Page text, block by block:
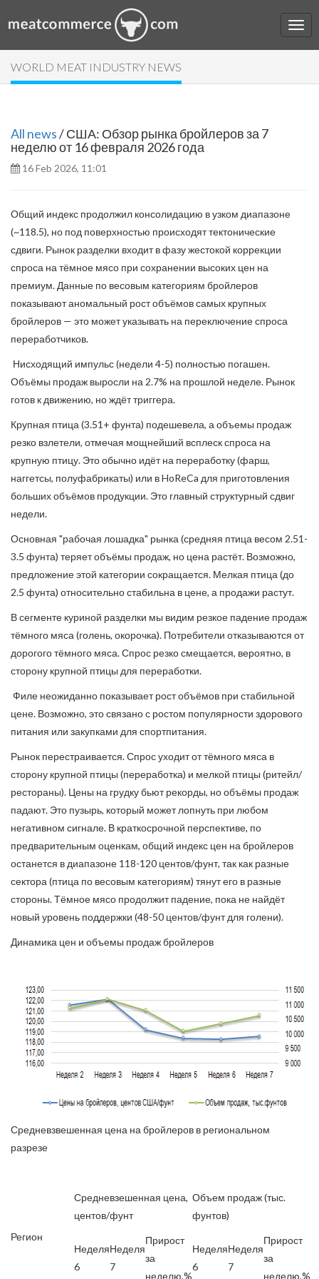
WORLD MEAT INDUSTRY NEWS
All news/ США: Обзор рынка бройлеров за 7
неделю от 16 февраля 2026 года
16 Feb 2026, 11:01
Общий индекс продолжил консолидацию в узком диапазоне
(~118.5), но под поверхностью происходят тектонические
сдвиги. Рынок разделки входит в фазу жестокой коррекции
спроса на тёмное мясо при сохранении высоких цен на
премиум. Данные по весовым категориям бройлеров
показывают аномальный рост объёмов самых крупных
бройлеров — это может указывать на переключение спроса
переработчиков.
Нисходящий импульс (недели 4-5) полностью погашен.
Объёмы продаж выросли на 2.7% на прошлой неделе. Рынок
готов к движению, но ждёт триггера.
Крупная птица (3.51+ фунта) подешевела, а объемы продаж
резко взлетели, отмечая мощнейший всплеск спроса на
крупную птицу. Это обычно идёт на переработку (фарш,
наггетсы, полуфабрикаты) или в HoReCa для приготовления
больших объёмов продукции. Это главный структурный сдвиг
недели.
Основная "рабочая лошадка" рынка (средняя птица весом 2.51-
3.5 фунта) теряет объёмы продаж, но цена растёт. Возможно,
предложение этой категории сокращается. Мелкая птица (до
2.5 фунта) относительно стабильна в цене, а продажи растут.
В сегменте куриной разделки мы видим резкое падение продаж
тёмного мяса (голень, окорочка). Потребители отказываются от
дорогого тёмного мяса. Спрос резко смещается, вероятно, в
сторону крупной птицы для переработки.
Филе неожиданно показывает рост объёмов при стабильной
цене. Возможно, это связано с ростом популярности здорового
питания или закупками для спортпитания.
Рынок перестраивается. Спрос уходит от тёмного мяса в
сторону крупной птицы (переработка) и мелкой птицы (ритейл/
рестораны). Цены на грудку бьют рекорды, но объёмы продаж
падают. Это пузырь, который может лопнуть при любом
негативном сигнале. В краткосрочной перспективе, по
предварительным оценкам, общий индекс цен на бройлеров
останется в диапазоне 118-120 центов/фунт, так как разные
сектора (птица по весовым категориям) тянут его в разные
стороны. Тёмное мясо продолжит падение, пока не найдёт
новый уровень поддержки (48-50 центов/фунт для голени).
Динамика цен и объемы продаж бройлеров
Средневзвешенная цена на бройлеров в региональном
разрезе
Регион
Средневзешенная цена,
центов/фунт
Объем продаж (тыс.
фунтов)
Неделя
6
Неделя
7
Прирост
за
неделю,%
Неделя
6
Неделя
7
Прирост
за
неделю,%